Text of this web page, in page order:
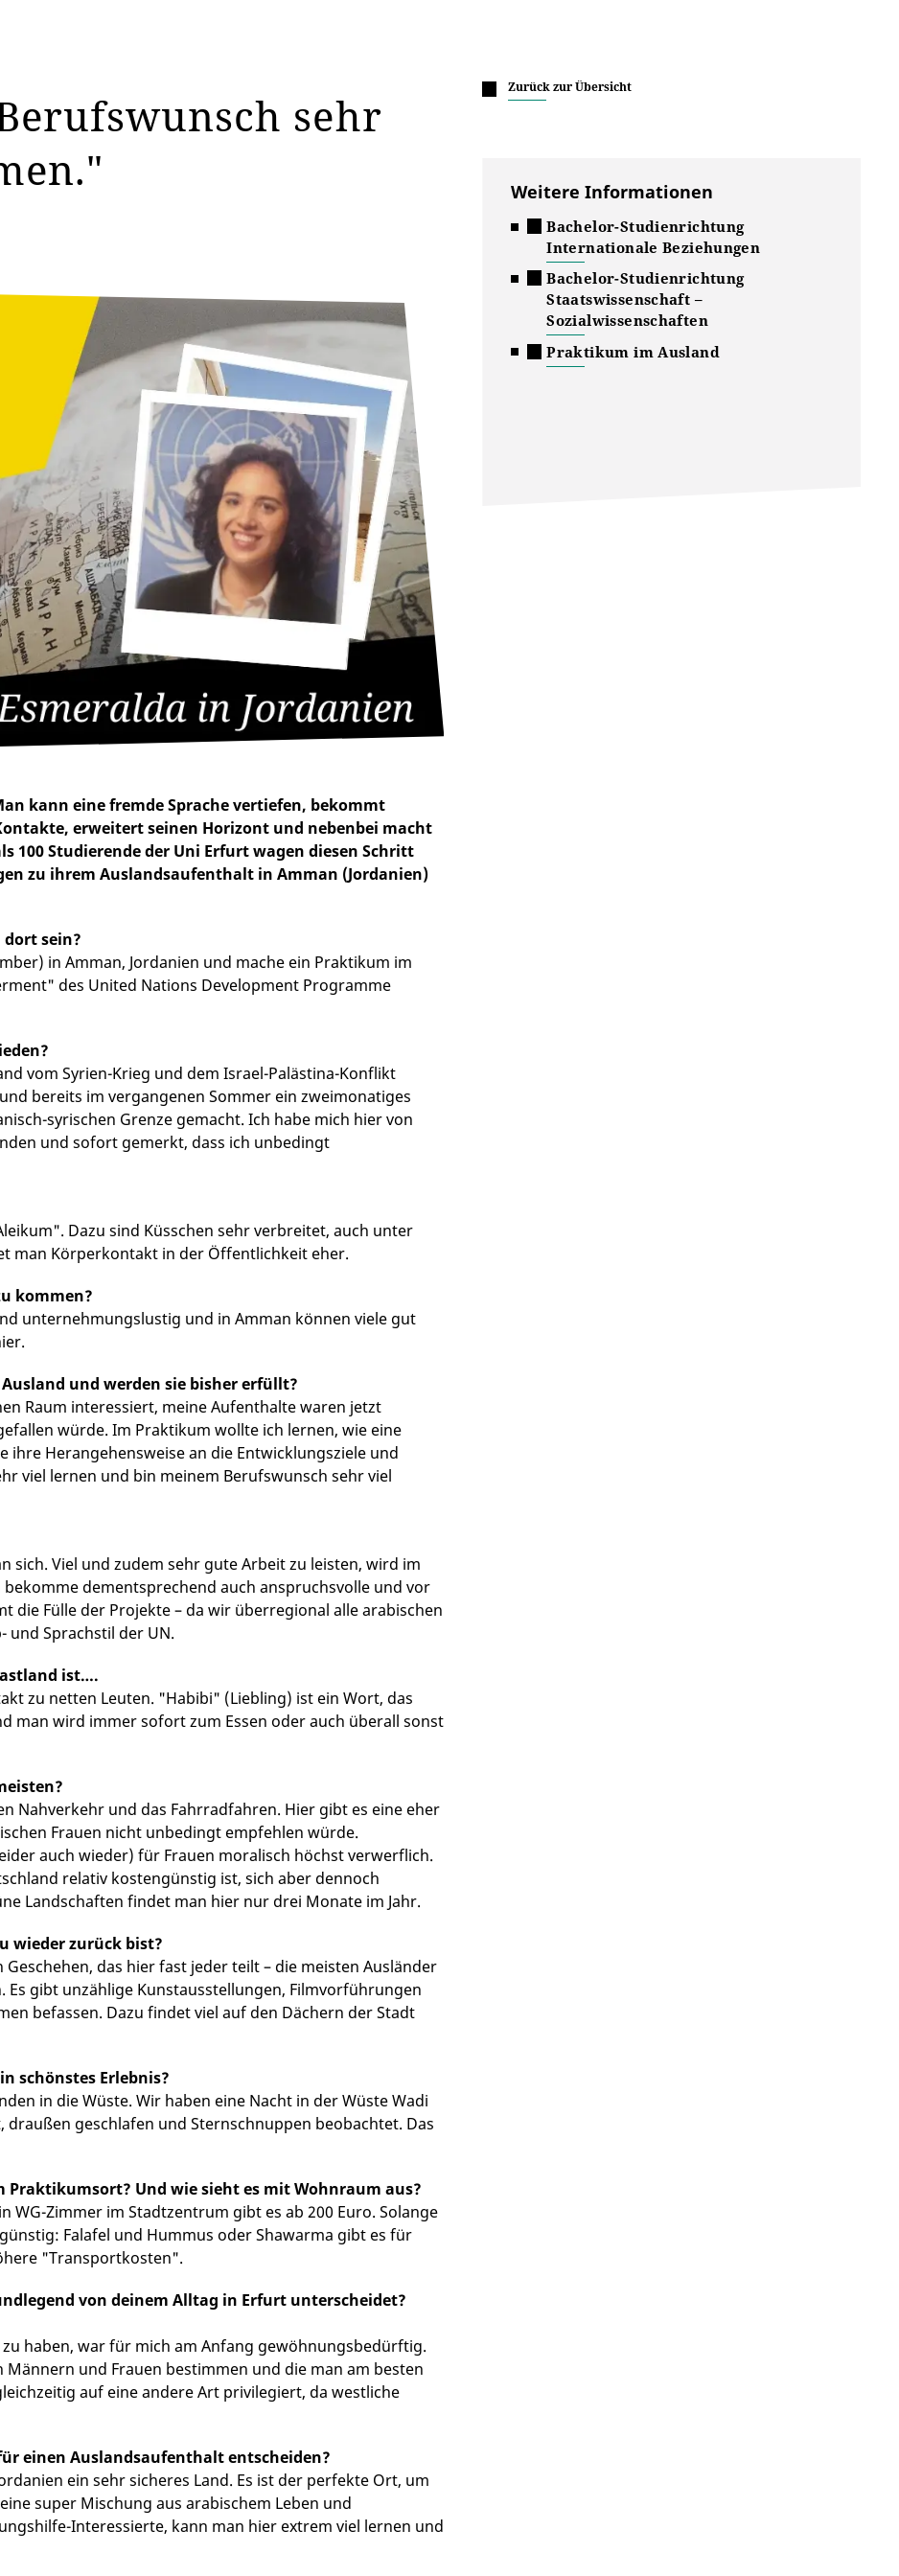
sehr
kann eine fremde Sprache vertiefen, bekommt
erweitert seinen Horizont und nebenbei macht
100 Studierende der Uni Erfurt wagen diesen Schritt
zu ihrem Auslandsaufenthalt in Amman (Jordanien)
sein?
in Amman, Jordanien und mache ein Praktikum im
des United Nations Development Programme
vom Syrien-Krieg und dem Israel-Palästina-Konflikt
bereits im vergangenen Sommer ein zweimonatiges
syrischen Grenze gemacht. Ich habe mich hier von
und sofort gemerkt, dass ich unbedingt
Dazu sind Küsschen sehr verbreitet, auch unter
man Körperkontakt in der Öffentlichkeit eher.
kommen?
unternehmungslustig und in Amman können viele gut
und werden sie bisher erfüllt?
Raum interessiert, meine Aufenthalte waren jetzt
würde. Im Praktikum wollte ich lernen, wie eine
Herangehensweise an die Entwicklungsziele und
viel lernen und bin meinem Berufswunsch sehr viel
Viel und zudem sehr gute Arbeit zu leisten, wird im
dementsprechend auch anspruchsvolle und vor
die Fülle der Projekte – da wir überregional alle arabischen
und Sprachstil der UN.
ist….
zu netten Leuten. "Habibi" (Liebling) ist ein Wort, das
man wird immer sofort zum Essen oder auch überall sonst
Nahverkehr und das Fahrradfahren. Hier gibt es eine eher
Frauen nicht unbedingt empfehlen würde.
auch wieder) für Frauen moralisch höchst verwerflich.
relativ kostengünstig ist, sich aber dennoch
Landschaften findet man hier nur drei Monate im Jahr.
wieder zurück bist?
das hier fast jeder teilt – die meisten Ausländer
gibt unzählige Kunstausstellungen, Filmvorführungen
befassen. Dazu findet viel auf den Dächern der Stadt
schönstes Erlebnis?
in die Wüste. Wir haben eine Nacht in der Wüste Wadi
geschlafen und Sternschnuppen beobachtet. Das
Praktikumsort? Und wie sieht es mit Wohnraum aus?
WG-Zimmer im Stadtzentrum gibt es ab 200 Euro. Solange
Falafel und Hummus oder Shawarma gibt es für
"Transportkosten".
von deinem Alltag in Erfurt unterscheidet?
haben, war für mich am Anfang gewöhnungsbedürftig.
Männern und Frauen bestimmen und die man am besten
auf eine andere Art privilegiert, da westliche
einen Auslandsaufenthalt entscheiden?
ein sehr sicheres Land. Es ist der perfekte Ort, um
super Mischung aus arabischem Leben und
Interessierte, kann man hier extrem viel lernen und
Zurück zur Übersicht
Weitere Informationen
Bachelor-Studienrichtung
Internationale Beziehungen
Bachelor-Studienrichtung
Staatswissenschaft –
Sozialwissenschaften
Praktikum im Ausland